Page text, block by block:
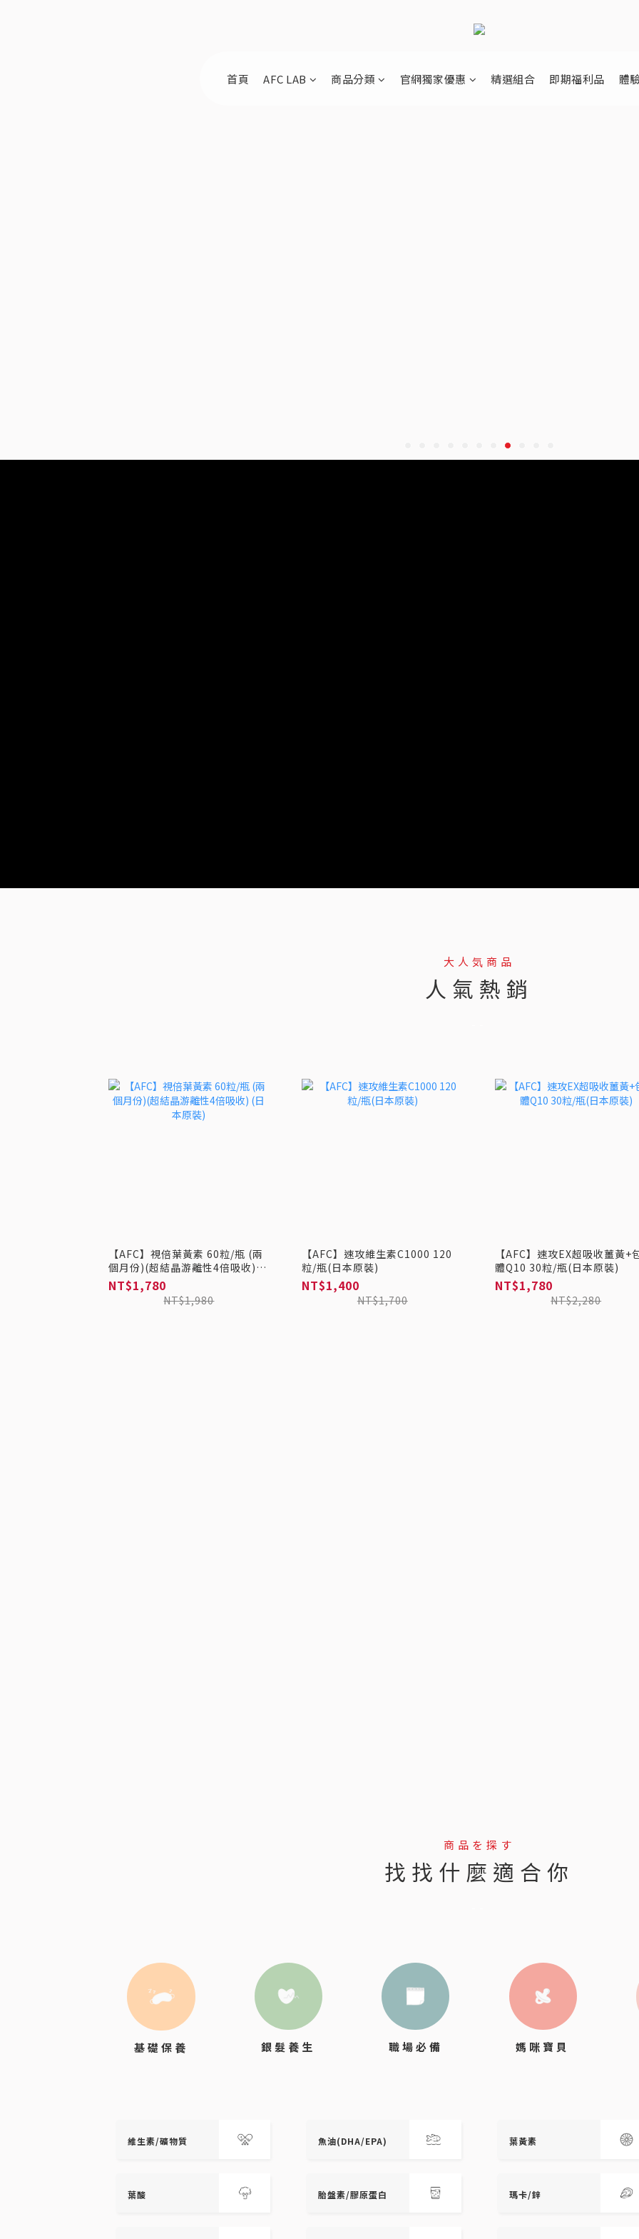
首頁 AFC LAB 商品分類 官網獨家優惠 精選組合 即期福利品 體
大人気商品
人氣熱銷
【AFC】視倍葉黃素 60粒/瓶 (兩
個月份)(超結晶游離性4倍吸收)
(日本原裝)
NT$1,780
NT$1,980
【AFC】速攻維生素C1000 120
粒/瓶(日本原裝)
NT$1,400
NT$1,700
【AFC】速攻EX超吸收薑黃+
體Q10 30粒/瓶(日本原裝)
NT$1,780
NT$2,280
商品を探す
找找什麼適合你
基礎保養 銀髮養生 職場必備 媽咪寶貝
維生素/礦物質 魚油(DHA/EPA) 葉黃素
葉酸 胎盤素/膠原蛋白 瑪卡/鋅